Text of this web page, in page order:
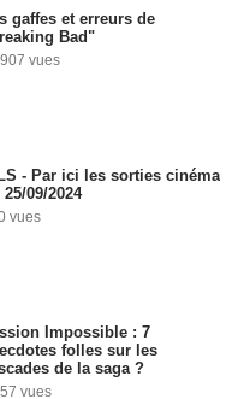
gaffes et erreurs de
Bad"
vues
- Par ici les sorties cinéma
09/2024
vues
Impossible : 7
folles sur les
de la saga ?
vues